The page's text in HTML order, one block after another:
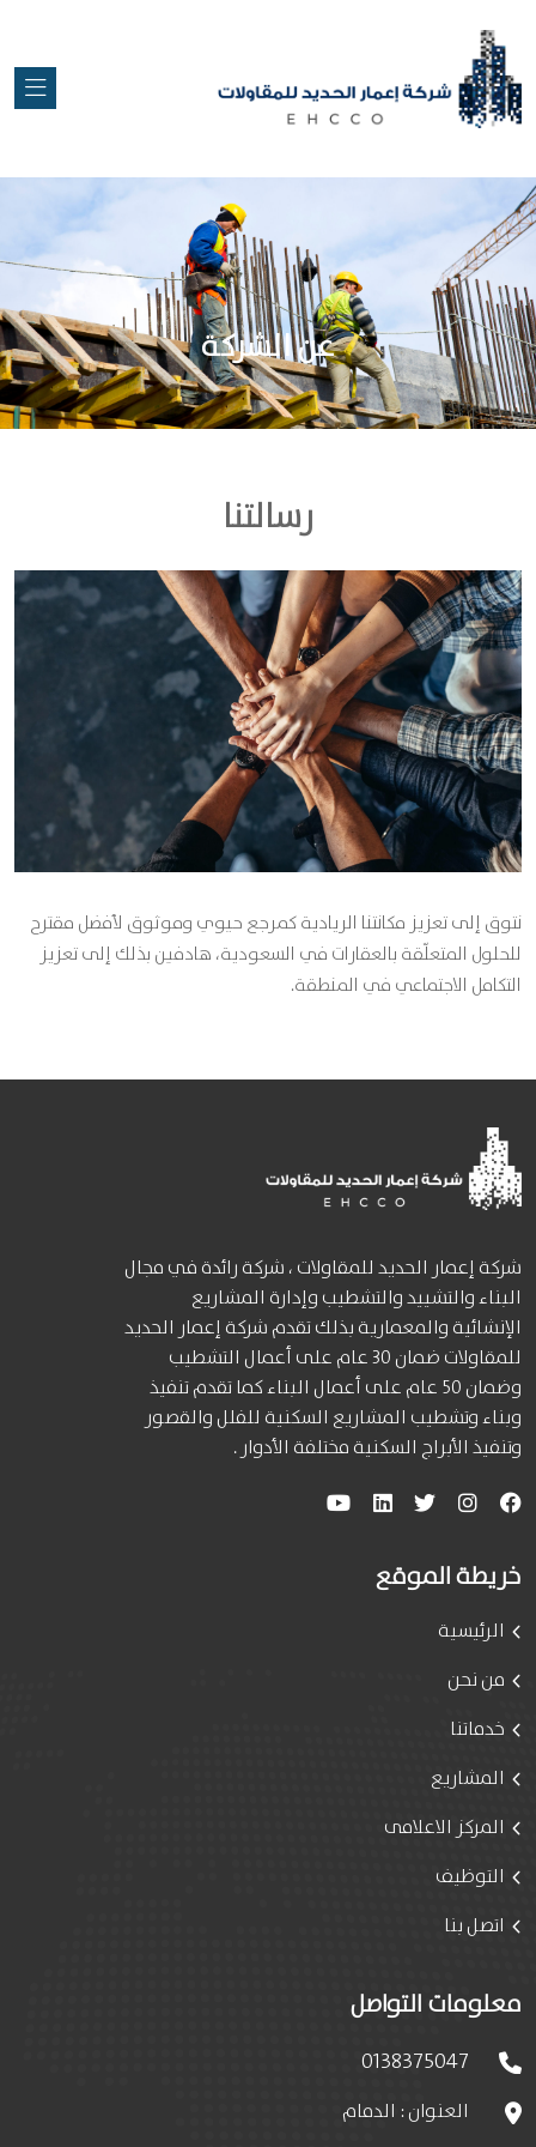
عن الشركة
رسالتنا
نتوق إلى تعزيز مكانتنا الريادية كمرجع حيوي وموثوق لأفضل مقترح
للحلول المتعلّقة بالعقارات في السعودية، هادفين بذلك إلى تعزيز
التكامل الاجتماعي في المنطقة.
شركة إعمار الحديد للمقاولات ، شركة رائدة في مجال
البناء والتشييد والتشطيب وإدارة المشاريع
الإنشائية والمعمارية بذلك تقدم شركة إعمار الحديد
للمقاولات ضمان 30 عام على أعمال التشطيب
وضمان 50 عام على أعمال البناء كما تقدم تنفيذ
وبناء وتشطيب المشاريع السكنية للفلل والقصور
وتنفيذ الأبراج السكنية مختلفة الأدوار .
خريطة الموقع
الرئيسية
من نحن
خدماتنا
المشاريع
المركز الاعلامى
التوظيف
اتصل بنا
معلومات التواصل
0138375047
العنوان : الدمام